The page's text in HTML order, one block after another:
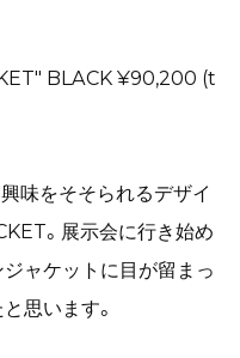
BLACK ¥90,200 (t
味をそそられるデザイ
。展示会に行き始め
ャケットに目が留まっ
思います。